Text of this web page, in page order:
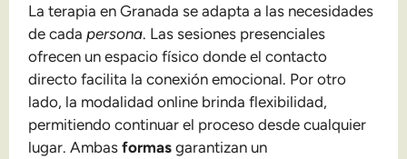
La terapia en Granada se adapta a las necesidades
de cadapersona. Las sesiones presenciales
ofrecen un espacio físico donde el contacto
directo facilita la conexión emocional. Por otro
lado, la modalidad online brinda flexibilidad,
permitiendo continuar el proceso desde cualquier
lugar. Ambasformas garantizan un